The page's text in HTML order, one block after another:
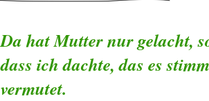
Da hat Mutter nur gelacht,
dass ich dachte, das es
vermutet.